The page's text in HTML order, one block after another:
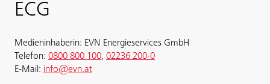
ECG
Medieninhaberin: EVN Energieservices GmbH
Telefon: 0800 800 100, 02236 200-0
E-Mail: info@evn.at